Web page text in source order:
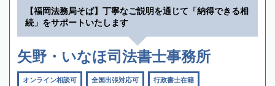
【福岡法務局そば】丁寧なご説明を通じて「納得できる相
続」をサポートいたします
矢野・いなほ司法書士事務所
オンライン相談可 全国出張対応可 行政書士在籍